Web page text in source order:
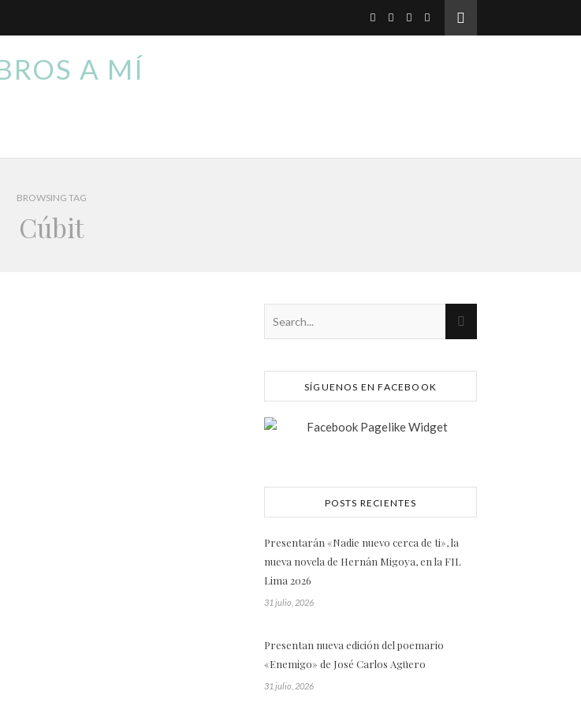
BROWSING TAG
Cúbit
SÍGUENOS EN FACEBOOK
POSTS RECIENTES
Presentarán «Nadie nuevo cerca de ti», la
nueva novela de Hernán Migoya, en la FIL
Lima 2026
31 julio, 2026
Presentan nueva edición del poemario
«Enemigo» de José Carlos Agüero
31 julio, 2026